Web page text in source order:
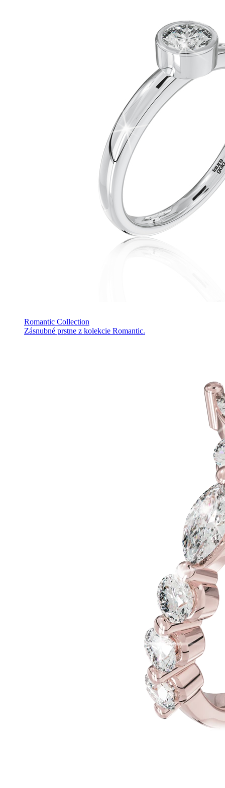
Romantic Collection
Zásnubné prstne z kolekcie Romantic.